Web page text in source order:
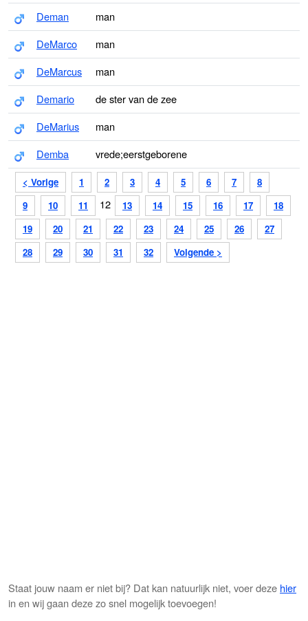
< Vorige 1 2 3 4 5 6 7
8
9
10 11 12 13 14 15 16 17
18
19
20 21 22 23 24 25 26
27
28
29 30 31 32 Volgende >
Deman
man
DeMarco
man
DeMarcus
man
Demario
de ster van de zee
DeMarius
man
Demba
vrede;eerstgeborene
Staat jouw naam er niet bij? Dat kan natuurlijk niet, voer deze hier
in en wij gaan deze zo snel mogelijk toevoegen!